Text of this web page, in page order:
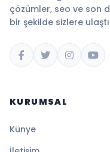
çözümler, seo ve son
bir şekilde sizlere
KURUMSAL
Künye